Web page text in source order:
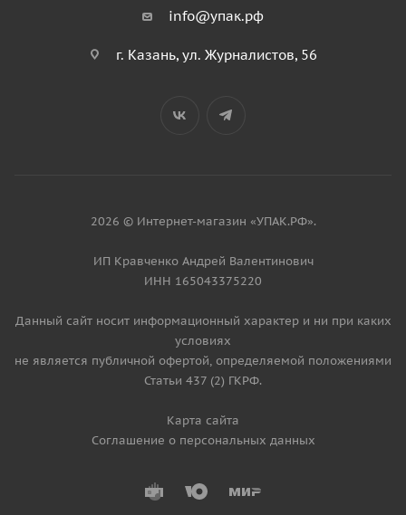
info@упак.рф
г. Казань, ул. Журналистов, 56
2026 © Интернет-магазин «УПАК.РФ».
ИП Кравченко Андрей Валентинович
ИНН 165043375220
Данный сайт носит информационный характер и ни при каких
условиях
не является публичной офертой, определяемой положениями
Статьи 437 (2) ГКРФ.
Карта сайта
Соглашение о персональных данных